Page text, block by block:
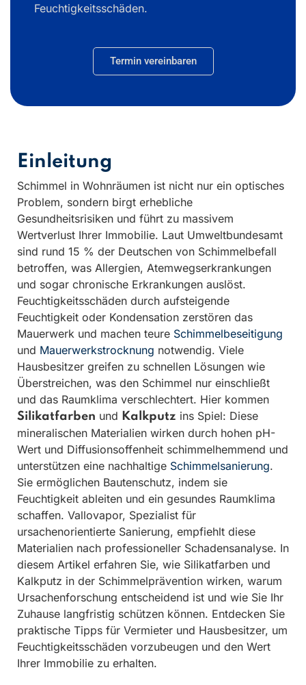
Feuchtigkeitsschäden.
Termin vereinbaren
Einleitung
Schimmel in Wohnräumen ist nicht nur ein optisches
Problem, sondern birgt erhebliche
Gesundheitsrisiken und führt zu massivem
Wertverlust Ihrer Immobilie. Laut Umweltbundesamt
sind rund 15 % der Deutschen von Schimmelbefall
betroffen, was Allergien, Atemwegserkrankungen
und sogar chronische Erkrankungen auslöst.
Feuchtigkeitsschäden durch aufsteigende
Feuchtigkeit oder Kondensation zerstören das
Mauerwerk und machen teure Schimmelbeseitigung
und Mauerwerkstrocknung notwendig. Viele
Hausbesitzer greifen zu schnellen Lösungen wie
Überstreichen, was den Schimmel nur einschließt
und das Raumklima verschlechtert. Hier kommen
Silikatfarben und Kalkputz ins Spiel: Diese
mineralischen Materialien wirken durch hohen pH-
Wert und Diffusionsoffenheit schimmelhemmend und
unterstützen eine nachhaltige Schimmelsanierung.
Sie ermöglichen Bautenschutz, indem sie
Feuchtigkeit ableiten und ein gesundes Raumklima
schaffen. Vallovapor, Spezialist für
ursachenorientierte Sanierung, empfiehlt diese
Materialien nach professioneller Schadensanalyse. In
diesem Artikel erfahren Sie, wie Silikatfarben und
Kalkputz in der Schimmelprävention wirken, warum
Ursachenforschung entscheidend ist und wie Sie Ihr
Zuhause langfristig schützen können. Entdecken Sie
praktische Tipps für Vermieter und Hausbesitzer, um
Feuchtigkeitsschäden vorzubeugen und den Wert
Ihrer Immobilie zu erhalten.